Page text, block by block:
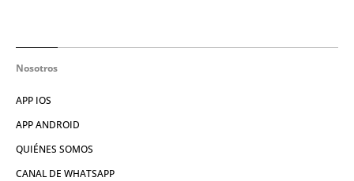
Nosotros
APP IOS
APP ANDROID
QUIÉNES SOMOS
CANAL DE WHATSAPP